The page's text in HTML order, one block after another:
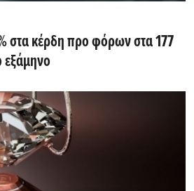
στα κέρδη προ φόρων στα 177